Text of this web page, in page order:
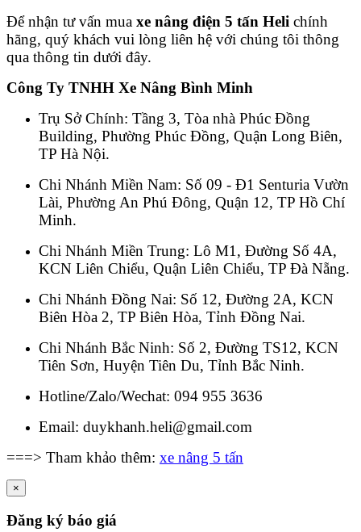
Để nhận tư vấn mua xe nâng điện 5 tấn Heli chính
hãng, quý khách vui lòng liên hệ với chúng tôi thông
qua thông tin dưới đây.
Công Ty TNHH Xe Nâng Bình Minh
Trụ Sở Chính: Tầng 3, Tòa nhà Phúc Đồng
Building, Phường Phúc Đồng, Quận Long Biên,
TP Hà Nội.
Chi Nhánh Miền Nam: Số 09 - Đ1 Senturia Vườn
Lài, Phường An Phú Đông, Quận 12, TP Hồ Chí
Minh.
Chi Nhánh Miền Trung: Lô M1, Đường Số 4A,
KCN Liên Chiểu, Quận Liên Chiểu, TP Đà Nẵng.
Chi Nhánh Đồng Nai: Số 12, Đường 2A, KCN
Biên Hòa 2, TP Biên Hòa, Tỉnh Đồng Nai.
Chi Nhánh Bắc Ninh: Số 2, Đường TS12, KCN
Tiên Sơn, Huyện Tiên Du, Tỉnh Bắc Ninh.
Hotline/Zalo/Wechat: 094 955 3636
Email: duykhanh.heli@gmail.com
===> Tham khảo thêm: xe nâng 5 tấn
×
Đăng ký báo giá